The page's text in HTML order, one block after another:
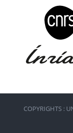
COPYRIGHTS :